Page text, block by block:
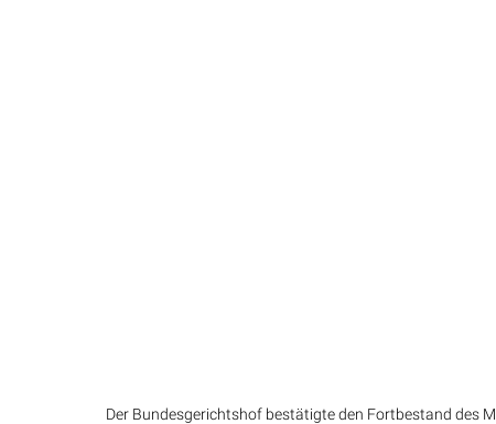
Der Bundesgerichtshof bestätigte den Fortbestand des